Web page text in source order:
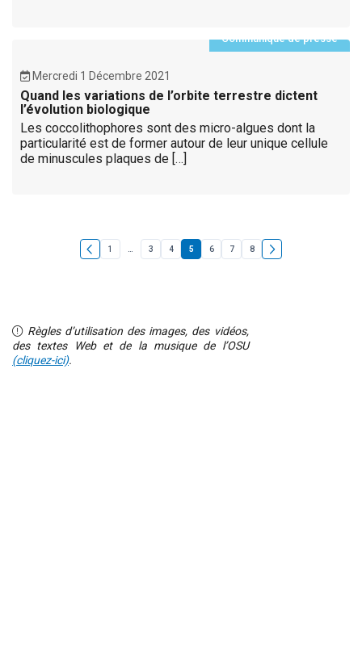
Communiqué de presse
Mercredi 1 Décembre 2021
Quand les variations de l’orbite terrestre dictent
l’évolution biologique
Les coccolithophores sont des micro-algues dont la
particularité est de former autour de leur unique cellule
de minuscules plaques de […]
1 3 4 5 6 7 8
Règles d’utilisation des images, des vidéos,
des textes Web et de la musique de l’OSU
(cliquez-ici).